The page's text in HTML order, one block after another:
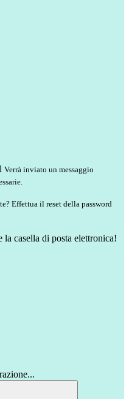
Verrà inviato un messaggio
Effettua il reset della password
casella di posta elettronica!